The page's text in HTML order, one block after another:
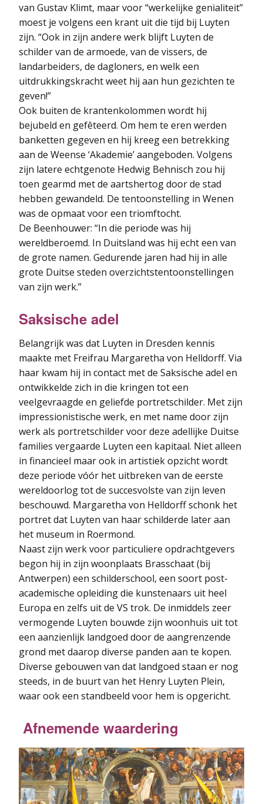
van Gustav Klimt, maar voor “werkelijke genialiteit”
moest je volgens een krant uit die tijd bij Luyten
zijn. “Ook in zijn andere werk blijft Luyten de
schilder van de armoede, van de vissers, de
landarbeiders, de dagloners, en welk een
uitdrukkingskracht weet hij aan hun gezichten te
geven!”
Ook buiten de krantenkolommen wordt hij
bejubeld en gefêteerd. Om hem te eren werden
banketten gegeven en hij kreeg een betrekking
aan de Weense ‘Akademie’ aangeboden. Volgens
zijn latere echtgenote Hedwig Behnisch zou hij
toen gearmd met de aartshertog door de stad
hebben gewandeld. De tentoonstelling in Wenen
was de opmaat voor een triomftocht.
De Beenhouwer: “In die periode was hij
wereldberoemd. In Duitsland was hij echt een van
de grote namen. Gedurende jaren had hij in alle
grote Duitse steden overzichtstentoonstellingen
van zijn werk.”
Saksische adel
Belangrijk was dat Luyten in Dresden kennis
maakte met Freifrau Margaretha von Helldorff. Via
haar kwam hij in contact met de Saksische adel en
ontwikkelde zich in die kringen tot een
veelgevraagde en geliefde portretschilder. Met zijn
impressionistische werk, en met name door zijn
werk als portretschilder voor deze adellijke Duitse
families vergaarde Luyten een kapitaal. Niet alleen
in financieel maar ook in artistiek opzicht wordt
deze periode vóór het uitbreken van de eerste
wereldoorlog tot de succesvolste van zijn leven
beschouwd. Margaretha von Helldorff schonk het
portret dat Luyten van haar schilderde later aan
het museum in Roermond.
Naast zijn werk voor particuliere opdrachtgevers
begon hij in zijn woonplaats Brasschaat (bij
Antwerpen) een schilderschool, een soort post-
academische opleiding die kunstenaars uit heel
Europa en zelfs uit de VS trok. De inmiddels zeer
vermogende Luyten bouwde zijn woonhuis uit tot
een aanzienlijk landgoed door de aangrenzende
grond met daarop diverse panden aan te kopen.
Diverse gebouwen van dat landgoed staan er nog
steeds, in de buurt van het Henry Luyten Plein,
waar ook een standbeeld voor hem is opgericht.
Afnemende waardering